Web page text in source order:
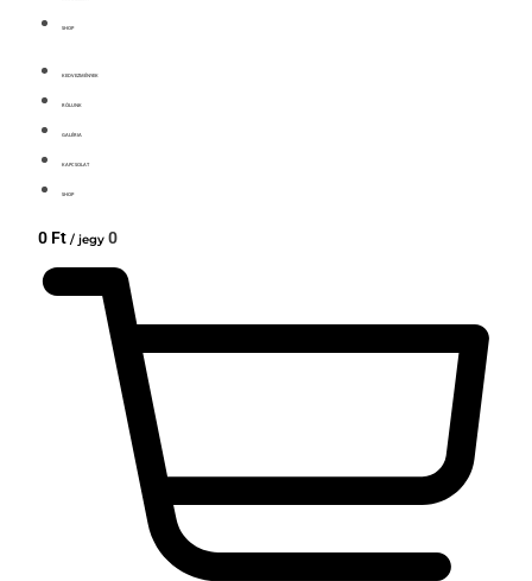
SHOP
KEDVEZMÉNYEK
RÓLUNK
GALÉRIA
KAPCSOLAT
SHOP
0 Ft 0